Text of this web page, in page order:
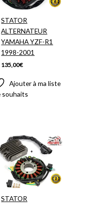
STATOR
ALTERNATEUR
YAMAHA YZF-R1
1998-2001
135,00€
Ajouter à ma liste
souhaits
STATOR